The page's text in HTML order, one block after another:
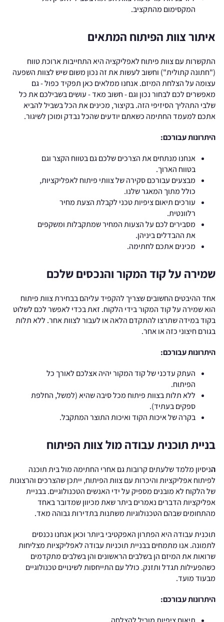
המקסימום מהתקציב.
איתור צוות הפיתוח המתאים
התקשרות עם צוות פיתוח לאפליקציה היא התחייבות ארוכת טווח
("חתונה קתולית") וחשוב לעשות את זה נכון משום שיש לצוות השפעה
עצומה על הצלחת המיזם. אנחנו ממלאים כאן תפקיד כפול - גם
מאפשרים לכם לבחור נכון וגם - חשוב מאד - עושים בשבילכם את כל
שלבי התהליך הסיזיפי הזה. בקיצור, מכינים את הכל בשביל להביא
אתכם למעמד החתימה כשאתם יודעים שהכל נבדק ומוכן לשיגור.
היתרונות עבורכם:
אנחנו מנתחים את הצרכים שלכם גם בטווח הקצר וגם
בטווח הארוך.
מבצעים עבורכם סקירה של צוותי פיתוח לאפליקציות,
כולל מתוך המאגר שלנו.
עורכים תיאום ציפיות טכני לקבלת הצעת מחיר
רלוונטית.
מסבירים לכם על הצעות המחיר שמתקבלות ומשקפים
את ההבדלים ביניהן.
מכינים אתכם לחתימה.
שמירה על קוד המקור והנכסים שלכם
אחד ההיבטים החשובים שצריך להקפיד עליהם בבחירת צוות פיתוח
הוא שמירה על קוד המקור בידי הלקוח. זאת בכדי לאפשר לכם לשלוט
בקוד במידה שתרצו להתקדם הלאה או לעבור לצוות אחר. ללא תלות
בגורם חיצוני כזה או אחר.
היתרונות עבורכם:
העתק עדכני של קוד המקור יהיה אצלכם לאורך כל
הפיתוח.
ללא תלות בצוות פיתוח מכל סיבה שהיא (למשל, החלפת
ספקים בעתיד).
בקרה של איכות הקוד ואיכות התוצר המתקבל.
בניית תוכנית עבודה מול צוות הפיתוח
הניסיון מלמד שלעתים קרובות גם אחרי החתימה מול בית תוכנה
לפיתוח אפליקציות והיכרות עם צוות הפיתוח, ייתכן שהצרכים והרצונות
של הלקוח לא מובנים מספיק על ידי האנשים הטכנולוגיים. בבניית
אפליקציות הדברים נאמרים ביתר שאת מכיוון שמדובר באחד
מהתחומים שבהם הטכנולוגיות משתנות בתדירות גבוהה מאד.
תוכנית עבודה היא הפתרון האפקטיבי ביותר וכאן אנחנו נכנסים
לתמונה. אנו מתמחים בבניית תוכניות עבודה לאפליקציות מצליחות
שרואות את המיזם הן בשלבים הראשונים והן בשלבים מתקדמים
כשהפעילות תגדל ותזנק. כולל עם התייחסות לשינויים טכנולוגיים
מבעוד מועד.
היתרונות עבורכם: